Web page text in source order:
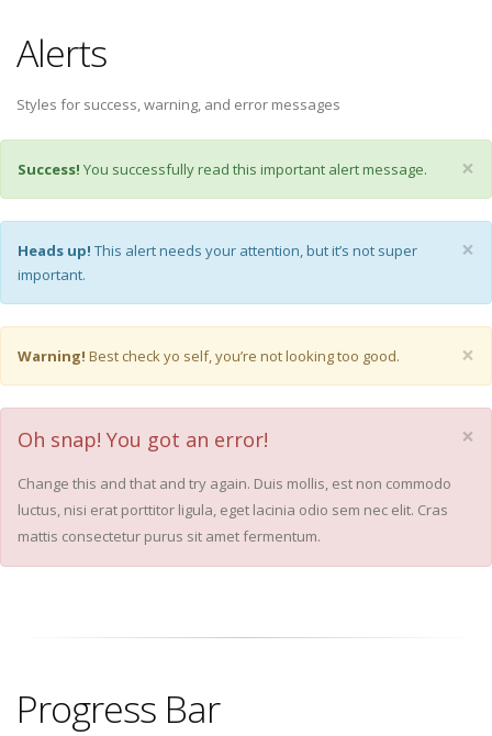
Alerts
Styles for success, warning, and error messages
×
Success! You successfully read this important alert message.
×
Heads up! This alert needs your attention, but it’s not super
important.
×
Warning! Best check yo self, you’re not looking too good.
×
Oh snap! You got an error!
Change this and that and try again. Duis mollis, est non commodo
luctus, nisi erat porttitor ligula, eget lacinia odio sem nec elit. Cras
mattis consectetur purus sit amet fermentum.
Progress Bar